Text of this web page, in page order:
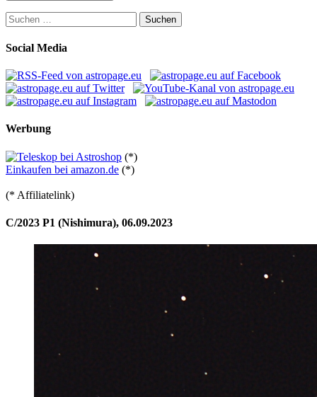
Suchen
nach:
Social Media
Werbung
(*)
Einkaufen bei amazon.de (*)
(* Affiliatelink)
C/2023 P1 (Nishimura), 06.09.2023